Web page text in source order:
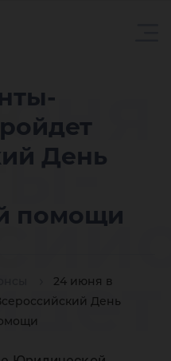
День
помощи
24 июня в
День